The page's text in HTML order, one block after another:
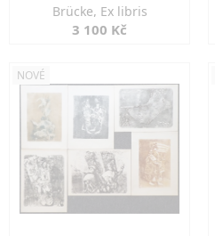
Brücke, Ex libris
3 100 Kč
NOVÉ